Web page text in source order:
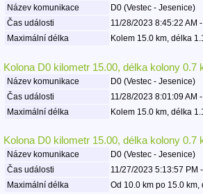
Název komunikace D0 (Vestec - Jesenice)
Čas události
11/28/2023 8:45:22 AM
Maximální délka
Kolem 15.0 km, délka
Kolona D0 kilometr 15.00, délka kolony 0.7
Název komunikace D0 (Vestec - Jesenice)
Čas události
11/28/2023 8:01:09 AM
Maximální délka
Kolem 15.0 km, délka
Kolona D0 kilometr 15.00, délka kolony 0.7
Název komunikace D0 (Vestec - Jesenice)
Čas události
11/27/2023 5:13:57 PM
Maximální délka
Od 10.0 km po 15.0 km,